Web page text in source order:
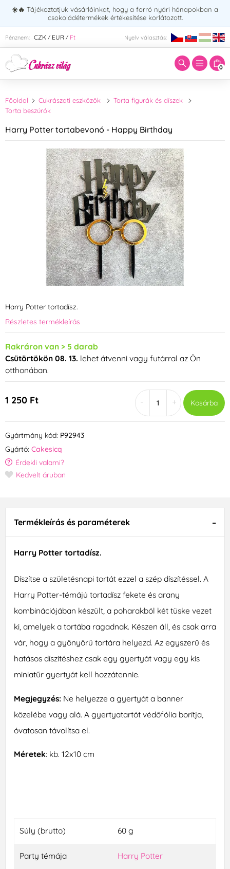
☀️🔥 Tájékoztatjuk vásárlóinkat, hogy a forró nyári hónapokban a
csokoládétermékek értékesítése korlátozott.
Pénznem: CZK / EUR / Ft Nyelv választás:
0
Adja meg a keresett kifejezést:
Főoldal Cukrászati eszközök
Torta figurák és díszek
Torta beszúrók
Harry Potter tortabevonó - Happy Birthday
Harry Potter tortadísz.
Részletes termékleírás
Rakráron van > 5 darab
Csütörtökön 08. 13. lehet átvenni vagy futárral az Ön
otthonában.
1 250 Ft + Kosárba
Gyártmány kód: P92943
Gyártó: Cakesicq
Érdekli valami?
Kedvelt áruban
Termékleírás és paraméterek
Harry Potter tortadísz.
Díszítse a születésnapi tortát ezzel a szép díszítéssel. A
Harry Potter-témájú tortadísz fekete és arany
kombinációjában készült, a poharakból két tüske vezet
ki, amelyek a tortába ragadnak. Készen áll, és csak arra
vár, hogy a gyönyörű tortára helyezd. Az egyszerű és
hatásos díszítéshez csak egy gyertyát vagy egy kis
miniatűr gyertyát kell hozzátennie.
Megjegyzés: Ne helyezze a gyertyát a banner
közelébe vagy alá. A gyertyatartót védőfólia borítja,
óvatosan távolítsa el.
Méretek: kb. 12x10 cm
Súly (brutto) 60 g
Party témája Harry Potter